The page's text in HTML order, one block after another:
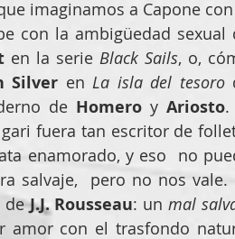
imaginamos a Capone
en la serie Black Sails, o,
Silver en La isla del tesoro
de Homero y Ariosto
fuera tan escritor de
enamorado, y eso  no
salvaje,  pero no nos vale.
de J.J. Rousseau: un mal
amor con el trasfondo